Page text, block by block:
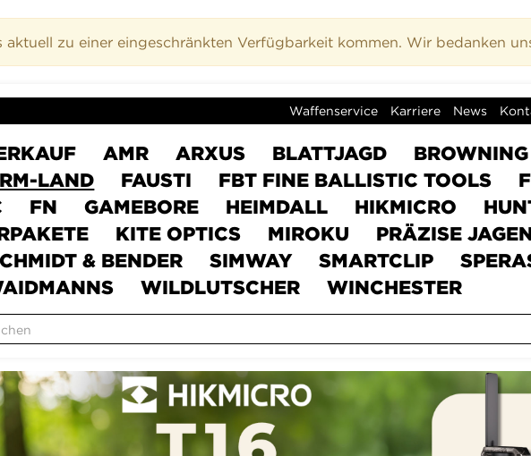
aktuell zu einer eingeschränkten Verfügbarkeit kommen. Wir bedanken
Waffenservice Karriere News
AMR ARXUS BLATTJAGD BROWNING
LAND FAUSTI FBT FINE BALLISTIC TOOLS
FN GAMEBORE HEIMDALL HIKMICRO
KITE OPTICS MIROKU PRÄZISE
& BENDER SIMWAY SMARTCLIP
WILDLUTSCHER WINCHESTER